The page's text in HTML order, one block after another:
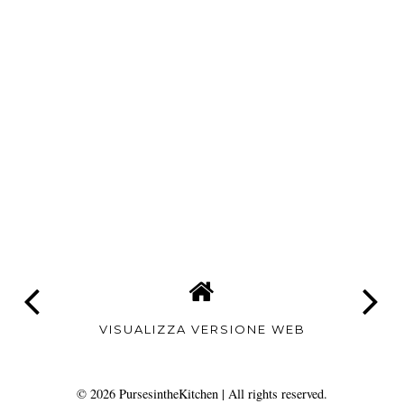
VISUALIZZA VERSIONE WEB
© 2026 PursesintheKitchen | All rights reserved.